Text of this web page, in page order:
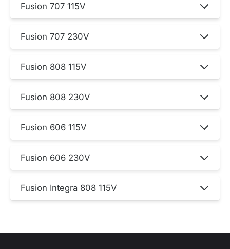
Fusion 707 115V
Fusion 707 230V
Fusion 808 115V
Fusion 808 230V
Fusion 606 115V
Fusion 606 230V
Fusion Integra 808 115V